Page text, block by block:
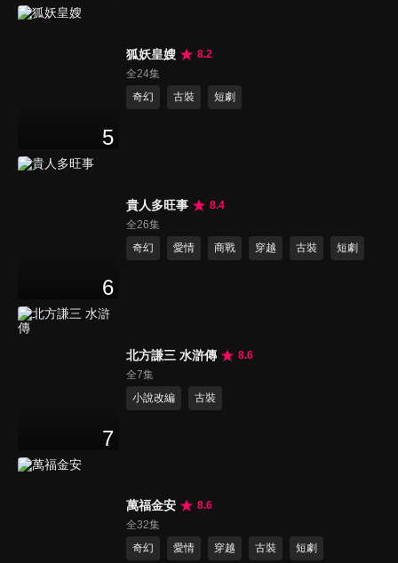
5
狐妖皇嫂
8.2
全24集
奇幻
古裝 短劇
6
貴人多旺事
8.4
全26集
奇幻
愛情 商戰 穿越 古裝 短劇
7
北方謙三 水滸傳
8.6
全7集
小說改編
古裝
萬福金安
8.6
全32集
奇幻
愛情 穿越 古裝 短劇